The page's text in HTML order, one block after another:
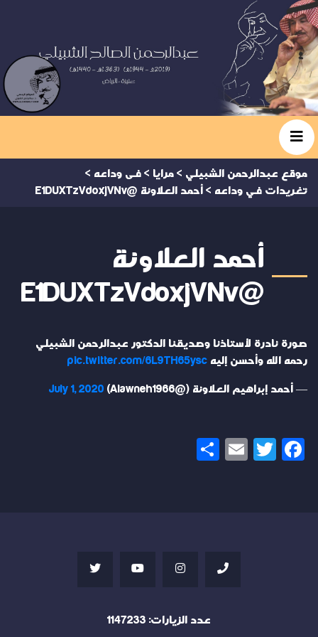
موقع عبدالرحمن الشبيلي > مرايا > فى وداعه >
تغريدات في وداعه > أحمد العلاونة @E1DUXTzVdoxjVNv
أحمد العلاونة
@E1DUXTzVdoxjVNv
صورة نادرة لأستاذنا وصديقنا الدكتور عبدالرحمن الشبيلي
رحمه الله وأحسن إليه pic.twitter.com/6L9TH65ysc
— أحمد إبراهيم العلاونة (@Alawneh1966) July 1, 2020
Facebook
Twitter
Email
عدد الزيارات: 1147233